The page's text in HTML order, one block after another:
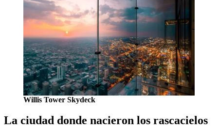
Willis Tower Skydeck
La ciudad donde nacieron los rascacielos